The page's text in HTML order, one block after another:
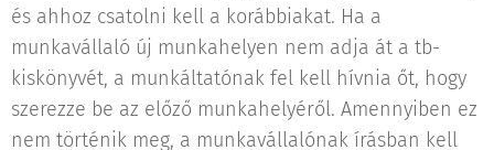
és ahhoz csatolni kell a korábbiakat. Ha a
munkavállaló új munkahelyen nem adja át a tb-
kiskönyvét, a munkáltatónak fel kell hívnia őt, hogy
szerezze be az előző munkahelyéről. Amennyiben ez
nem történik meg, a munkavállalónak írásban kell